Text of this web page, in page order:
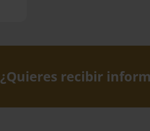
¿Quieres recibir